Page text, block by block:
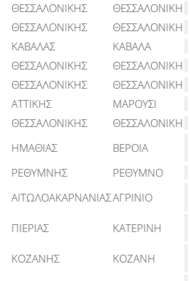
ΘΕΣΣΑΛΟΝΙΚΗΣ
ΘΕΣΣΑΛΟΝΙΚΗ
ΘΕΣΣΑΛΟΝΙΚΗΣ
ΘΕΣΣΑΛΟΝΙΚΗ
ΚΑΒΑΛΑΣ
ΚΑΒΑΛΑ
ΘΕΣΣΑΛΟΝΙΚΗΣ
ΘΕΣΣΑΛΟΝΙΚΗ
ΘΕΣΣΑΛΟΝΙΚΗΣ
ΘΕΣΣΑΛΟΝΙΚΗ
ΑΤΤΙΚΗΣ
ΜΑΡΟΥΣΙ
ΘΕΣΣΑΛΟΝΙΚΗΣ
ΘΕΣΣΑΛΟΝΙΚΗ
ΗΜΑΘΙΑΣ
ΒΕΡΟΙΑ
ΡΕΘΥΜΝΗΣ
ΡΕΘΥΜΝΟ
ΑΙΤΩΛΟΑΚΑΡΝΑΝΙΑΣΑΓΡΙΝΙΟ
ΠΙΕΡΙΑΣ
ΚΑΤΕΡΙΝΗ
ΚΟΖΑΝΗΣ
ΚΟΖΑΝΗ